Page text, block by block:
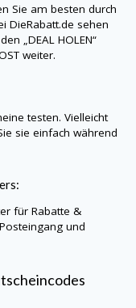
Sie am besten durch
DieRabatt.de sehen
„DEAL HOLEN“
weiter.
testen. Vielleicht
sie einfach während
für Rabatte &
und